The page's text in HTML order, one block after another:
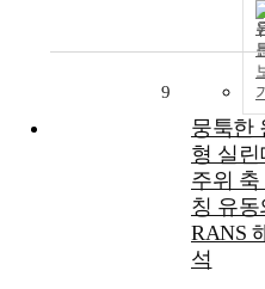
9
뭉툭한
형 실린
주위 축
칭 유동
RANS
석